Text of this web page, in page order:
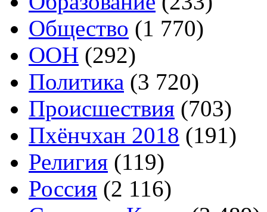
Общество (1 770)
ООН (292)
Политика (3 720)
Происшествия (703)
Пхёнчхан 2018 (191)
Религия (119)
Россия (2 116)